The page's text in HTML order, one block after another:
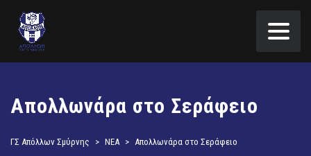
Απολλωνάρα στο Σεράφειο
ΓΣ Απόλλων Σμύρνης > ΝΕΑ > Απολλωνάρα στο Σεράφειο